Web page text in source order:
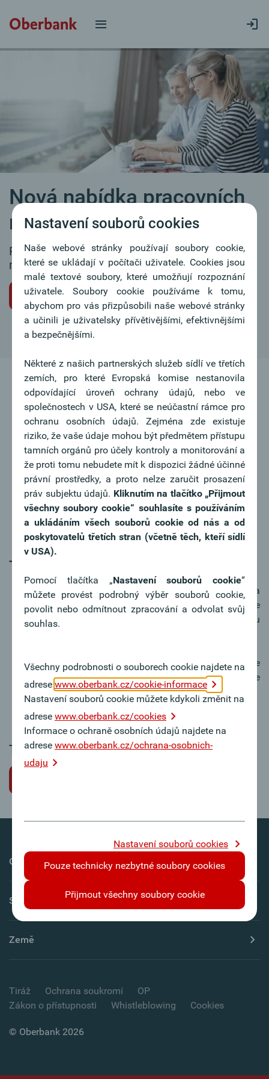
Nová nabídka pracovních
míst
Pro naše filiálky průběžně hledáme
motivované kolegyně a kolegy.
Iniciativní žádost o pracovní místo
Tipy k žádosti o místo
V motivačním dopise vyzdvihněte svou osobu a
váš zájem o práci v Oberbank. Motivační dopis je
nejosobnější dokument a obvykle první věc, kterou
Důkladně se připravte na přijímací pohovor. Ukažte
svůj zájem o Oberbank – rádi odpovíme na vaše
dotazy týkající se společnosti.
Tato pracovní pozice bohužel není k dispozici.
Nastavení souborů cookies
Naše webové stránky používají soubory cookie,
které se ukládají v počítači uživatele. Cookies jsou
malé textové soubory, které umožňují rozpoznání
uživatele. Soubory cookie používáme k tomu,
abychom pro vás přizpůsobili naše webové stránky
a učinili je uživatelsky přívětivějšími, efektivnějšími
a bezpečnějšími.
Některé z našich partnerských služeb sídlí ve třetích
zemích, pro které Evropská komise nestanovila
odpovídající úroveň ochrany údajů, nebo ve
společnostech v USA, které se neúčastní rámce pro
ochranu osobních údajů. Zejména zde existuje
riziko, že vaše údaje mohou být předmětem přístupu
tamních orgánů pro účely kontroly a monitorování a
že proti tomu nebudete mít k dispozici žádné účinné
právní prostředky, a proto nelze zaručit prosazení
práv subjektu údajů. Kliknutím na tlačítko „Přijmout
všechny soubory cookie“ souhlasíte s používáním
a ukládáním všech souborů cookie od nás a od
poskytovatelů třetích stran (včetně těch, kteří sídlí
v USA).
Pomocí tlačítka „Nastavení souborů cookie“
můžete provést podrobný výběr souborů cookie,
povolit nebo odmítnout zpracování a odvolat svůj
souhlas.
Všechny podrobnosti o souborech cookie najdete na
adrese www.oberbank.cz/cookie-informace
Nastavení souborů cookie můžete kdykoli změnit na
adrese www.oberbank.cz/cookies
Informace o ochraně osobních údajů najdete na
adrese www.oberbank.cz/ochrana-osobnich-
udaju
Nastavení souborů cookies
Pouze technicky nezbytné soubory cookies
Přijmout všechny soubory cookie
Oberbank AG
Servis
Země
Tiráž Ochrana soukromí
OP
Zákon o přístupnosti
Whistleblowing Cookies
© Oberbank 2026